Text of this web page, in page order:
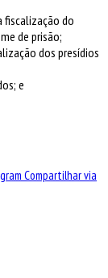
fiscalização do
de prisão;
dos presídios
e
Compartilhar via